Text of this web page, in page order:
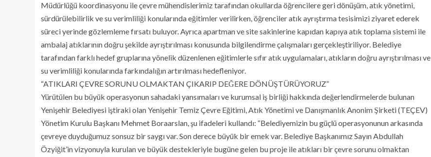
Müdürlüğü koordinasyonu ile çevre mühendislerimiz tarafından okullarda öğrencilere geri dönüşüm, atık yönetimi,
sürdürülebilirlik ve su verimliliği konularında eğitimler verilirken, öğrenciler atık ayrıştırma tesisimizi ziyaret ederek
süreci yerinde gözlemleme fırsatı buluyor. Ayrıca apartman ve site sakinlerine kapıdan kapıya atık toplama sistemi ile
ambalaj atıklarının doğru şekilde ayrıştırılması konusunda bilgilendirme çalışmaları gerçekleştiriliyor. Belediye
tarafından farklı hedef gruplarına yönelik düzenlenen eğitimlerle sıfır atık uygulamaları, atıkların doğru ayrıştırılması ve
su verimliliği konularında farkındalığın artırılması hedefleniyor.
“ATIKLARI ÇEVRE SORUNU OLMAKTAN ÇIKARIP DEĞERE DÖNÜŞTÜRÜYORUZ”
Yürütülen bu büyük operasyonun sahadaki yansımaları ve kurumsal iş birliği hakkında değerlendirmelerde bulunan
Yenişehir Belediyesi iştiraki olan Yenişehir Temiz Çevre Eğitimi, Atık Yönetimi ve Danışmanlık Anonim Şirketi (TEÇEV)
Yönetim Kurulu Başkanı Mehmet Boraarslan, şu ifadeleri kullandı: “Belediyemizin bu güçlü operasyonunun arkasında
çevreye duyduğumuz sonsuz bir saygı var. Son derece büyük bir emek var. Belediye Başkanımız Sayın Abdullah
Özyiğit’in vizyonuyla kurulan ve büyük destekleriyle bugüne gelen bu proje ile atıkları bir çevre sorunu olmaktan